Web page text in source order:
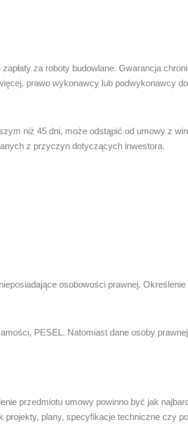
za roboty budowlane. Gwarancja
prawo wykonawcy lub podwykonawcy
niż 45 dni, może odstąpić od umowy z
z przyczyn dotyczących inwestora.
osobowości prawnej.
PESEL. Natomiast dane osoby
przedmiotu umowy powinno być jak
plany, specyfikacje techniczne czy